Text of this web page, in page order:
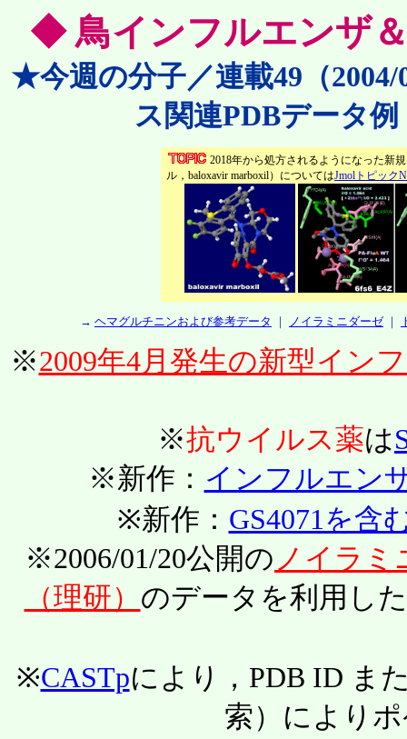
◆ 鳥インフルエンザ
★今週の分子／連載49（
ス関連PDBデータ
2018年から処方されるようになった新
ル，baloxavir marboxil）についてはJmolトピック
→ ヘマグルチニンおよび参考データ ｜ ノイラミニダーゼ｜
※2009年4月発生の新型イン
※抗ウイルス薬は
※新作： インフルエン
※新作： GS4071を含
※2006/01/20公開の ノイラミ
（理研） のデータを利用し
※CASTpにより，PDB ID ま
索）により